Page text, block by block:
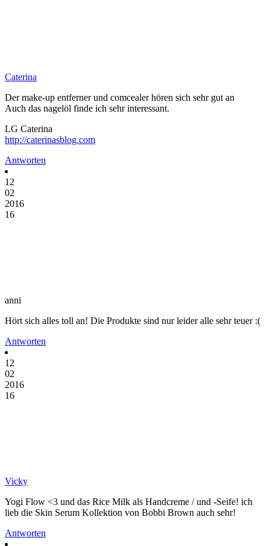
Caterina
Der make-up entferner und comcealer hören sich sehr gut an
Auch das nagelöl finde ich sehr interessant.
LG Caterina
http://caterinasblog.com
Antworten
12
02
2016
16
anni
Hört sich alles toll an! Die Produkte sind nur leider alle sehr teuer :(
Antworten
12
02
2016
16
Vicky
Yogi Flow <3 und das Rice Milk als Handcreme / und -Seife! ich
lieb die Skin Serum Kollektion von Bobbi Brown auch sehr!
Antworten